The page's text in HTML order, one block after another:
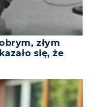
złym
się, że